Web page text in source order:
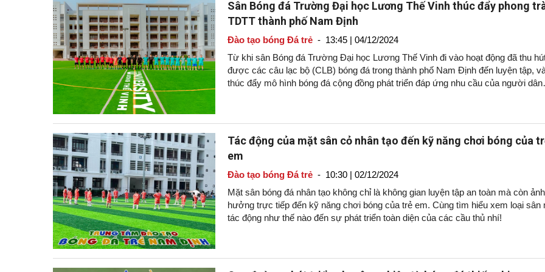
Sân Bóng đá Trường Đại học Lương Thế Vinh thúc đẩy phong
TDTT thành phố Nam Định
Đào tạo bóng Đá trẻ- 13:45 | 04/12/2024
Từ khi sân Bóng đá Trường Đại học Lương Thế Vinh đi vào hoạt động đã thu
được các câu lạc bộ (CLB) bóng đá trong thành phố Nam Định đến luyện tập,
thúc đẩy mô hình bóng đá cộng đồng phát triển đáp ứng nhu cầu của người dân
Tác động của mặt sân cỏ nhân tạo đến kỹ năng chơi bóng của
em
Đào tạo bóng Đá trẻ- 10:30 | 02/12/2024
Mặt sân bóng đá nhân tạo không chỉ là không gian luyện tập an toàn mà còn ảnh
hưởng trực tiếp đến kỹ năng chơi bóng của trẻ em. Cùng tìm hiểu xem loại sân
tác động như thế nào đến sự phát triển toàn diện của các cầu thủ nhí!